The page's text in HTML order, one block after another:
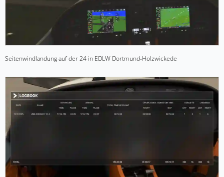
Seitenwindlandung auf der 24 in EDLW Dortmund-Holzwickede